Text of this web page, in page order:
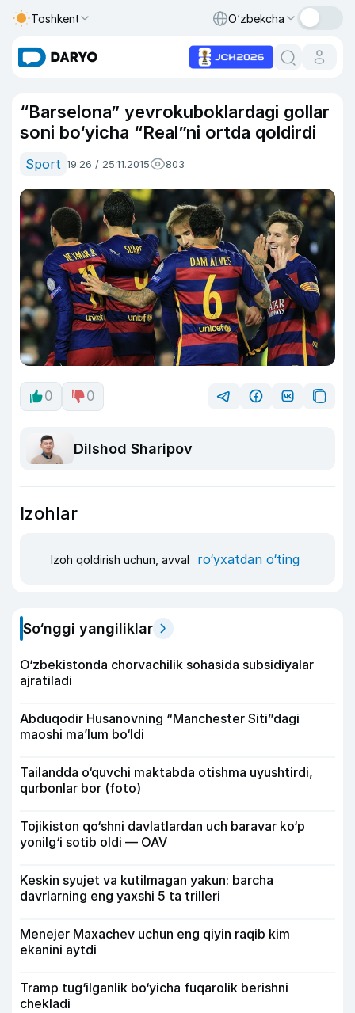
Toshkent O‘zbekcha
“Barselona” yevrokuboklardagi gollar
soni bo‘yicha “Real”ni ortda qoldirdi
Sport 19:26 / 25.11.2015 803
0 0
Dilshod Sharipov
Izohlar
Izoh qoldirish uchun, avval ro‘yxatdan o‘ting
So‘nggi yangiliklar
O‘zbekistonda chorvachilik sohasida subsidiyalar
ajratiladi
Abduqodir Husanovning “Manchester Siti”dagi
maoshi ma’lum bo‘ldi
Tailandda o‘quvchi maktabda otishma uyushtirdi,
qurbonlar bor (foto)
Tojikiston qo‘shni davlatlardan uch baravar ko‘p
yonilg‘i sotib oldi — OAV
Keskin syujet va kutilmagan yakun: barcha
davrlarning eng yaxshi 5 ta trilleri
Menejer Maxachev uchun eng qiyin raqib kim
ekanini aytdi
Tramp tug‘ilganlik bo‘yicha fuqarolik berishni
chekladi